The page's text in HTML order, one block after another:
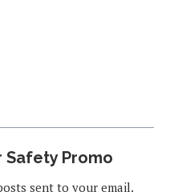
Safety Promo
sent to your email.